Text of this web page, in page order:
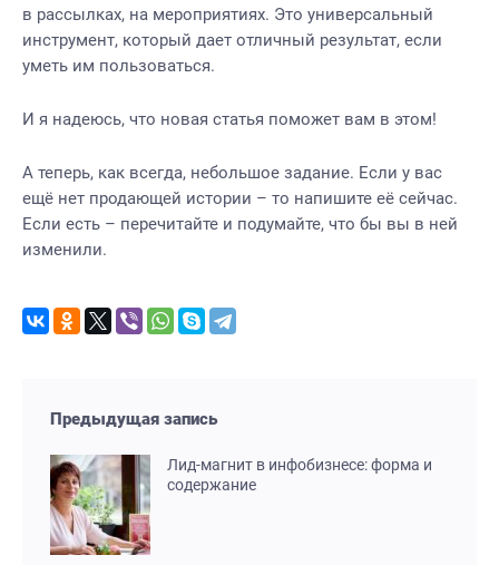
в рассылках, на мероприятиях. Это универсальный
инструмент, который дает отличный результат, если
уметь им пользоваться.
И я надеюсь, что новая статья поможет вам в этом!
А теперь, как всегда, небольшое задание. Если у вас
ещё нет продающей истории – то напишите её сейчас.
Если есть – перечитайте и подумайте, что бы вы в ней
изменили.
Предыдущая запись
Лид-магнит в инфобизнесе: форма и
содержание